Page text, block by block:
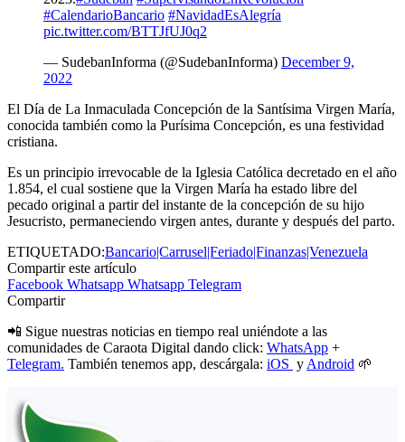
#CalendarioBancario #NavidadEsAlegría
pic.twitter.com/BTTJfUJ0q2
— SudebanInforma (@SudebanInforma) December 9,
2022
El Día de La Inmaculada Concepción de la Santísima Virgen María,
conocida también como la Purísima Concepción, es una festividad
cristiana.
Es un principio irrevocable de la Iglesia Católica decretado en el año
1.854, el cual sostiene que la Virgen María ha estado libre del
pecado original a partir del instante de la concepción de su hijo
Jesucristo, permaneciendo virgen antes, durante y después del parto.
ETIQUETADO:Bancario|Carrusel|Feriado|Finanzas|Venezuela
Compartir este artículo
Facebook Whatsapp Whatsapp Telegram
Compartir
📲 Sigue nuestras noticias en tiempo real uniéndote a las
comunidades de Caraota Digital dando click: WhatsApp +
Telegram. También tenemos app, descárgala: iOS y Android 🌱